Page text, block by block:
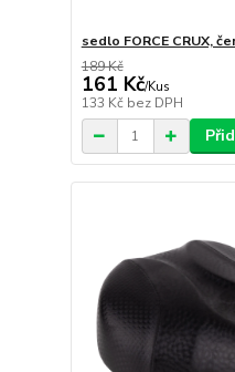
sedlo FORCE CRUX,
189 Kč
161 Kč/Kus
133 Kč bez DPH